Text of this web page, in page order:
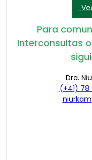
Para
Interconsultas
Dra.
(+41) 78